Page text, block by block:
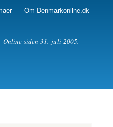
Om Denmarkonline.dk
Online siden 31. juli 2005.